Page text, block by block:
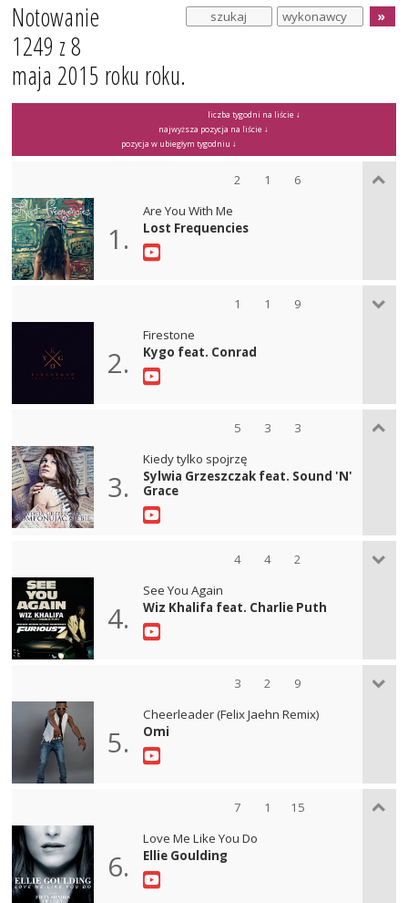
Notowanie
1249 z 8
maja 2015 roku roku.
liczba tygodni na liście ↓
najwyższa pozycja na liście ↓
pozycja w ubiegłym tygodniu ↓
2 1 6
1.
Are You With Me
Lost Frequencies
1 1 9
2.
Firestone
Kygo feat. Conrad
5 3 3
3.
Kiedy tylko spojrzę
Sylwia Grzeszczak feat. Sound 'N'
Grace
4 4 2
4.
See You Again
Wiz Khalifa feat. Charlie Puth
3 2 9
5.
Cheerleader (Felix Jaehn Remix)
Omi
7 1 15
6.
Love Me Like You Do
Ellie Goulding